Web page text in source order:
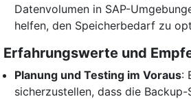
Datenvolumen in SAP-
helfen, den Speicherbedarf zu
Erfahrungswerte und
Planung und Testing im Voraus:
sicherzustellen, dass die